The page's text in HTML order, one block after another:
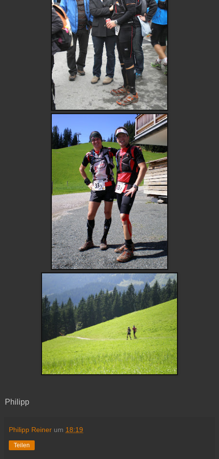
Philipp
Philipp Reiner um 18:19
Teilen